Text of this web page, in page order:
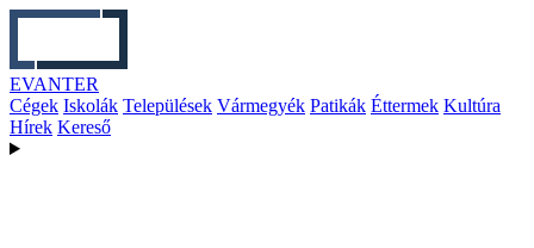
EVANTER
Cégek Iskolák Települések Vármegyék Patikák Éttermek Kultúra
Hírek Kereső